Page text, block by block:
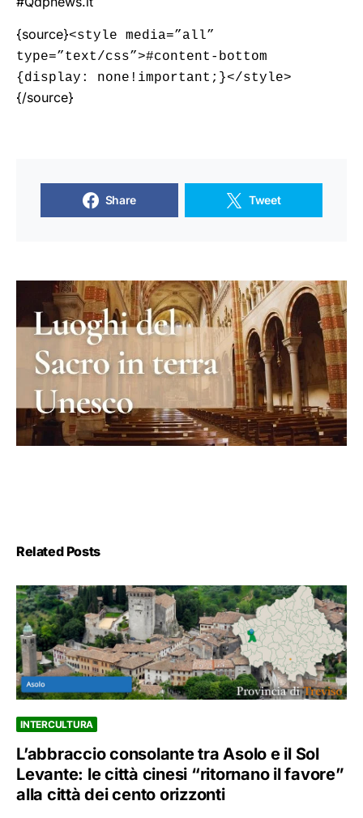
{source}<style media=”all”
type=”text/css”>#content-bottom
{display: none!important;}</style>
{/source}
Share Tweet
Related Posts
INTERCULTURA
L’abbraccio consolante tra Asolo e il Sol
Levante: le città cinesi “ritornano il favore”
alla città dei cento orizzonti